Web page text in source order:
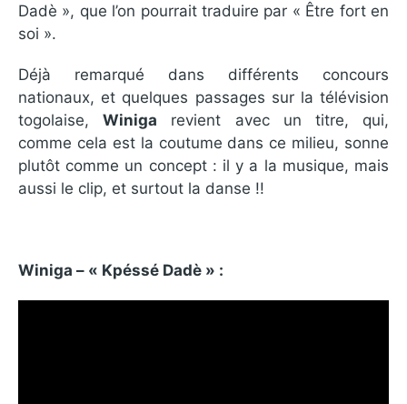
Dadè », que l’on pourrait traduire par « Être fort en
soi ».
Déjà remarqué dans différents concours
nationaux, et quelques passages sur la télévision
togolaise,Winiga revient avec un titre, qui,
comme cela est la coutume dans ce milieu, sonne
plutôt comme un concept : il y a la musique, mais
aussi le clip, et surtout la danse !!
Winiga – « Kpéssé Dadè » :